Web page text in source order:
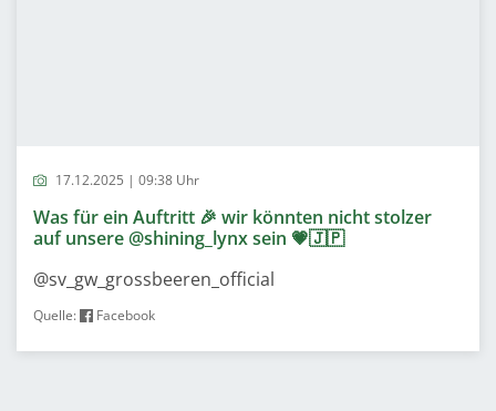
17.12.2025 | 09:38 Uhr
Was für ein Auftritt 🎉 wir könnten nicht stolzer
auf unsere @shining_lynx sein 💗🇯🇵
@sv_gw_grossbeeren_official
Quelle: Facebook